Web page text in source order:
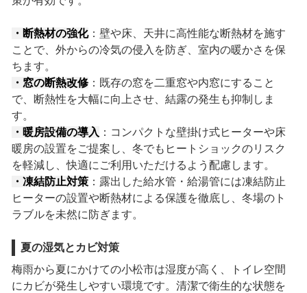
・断熱材の強化：壁や床、天井に高性能な断熱材を施す
ことで、外からの冷気の侵入を防ぎ、室内の暖かさを保
ちます。
・窓の断熱改修：既存の窓を二重窓や内窓にすること
で、断熱性を大幅に向上させ、結露の発生も抑制しま
す。
・暖房設備の導入 ：コンパクトな壁掛け式ヒーターや床
暖房の設置をご提案し、冬でもヒートショックのリスク
を軽減し、快適にご利用いただけるよう配慮します。
・凍結防止対策：露出した給水管・給湯管には凍結防止
ヒーターの設置や断熱材による保護を徹底し、冬場のト
ラブルを未然に防ぎます。
夏の湿気とカビ対策
梅雨から夏にかけての小松市は湿度が高く、トイレ空間
にカビが発生しやすい環境です。清潔で衛生的な状態を